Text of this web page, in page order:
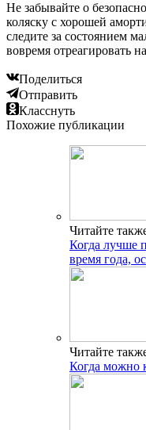
Не забывайте о
коляску с хорошей
следите за состоянием
вовремя отреагировать
Поделиться
Отправить
Класснуть
Похожие публикации
Читайте
Когда лучше
время года,
Читайте
Когда можно